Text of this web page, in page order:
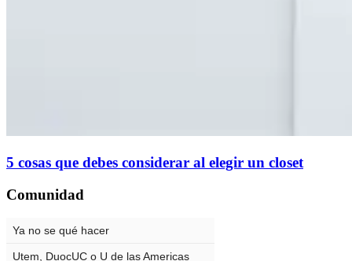
5 cosas que debes considerar al elegir un closet
Comunidad